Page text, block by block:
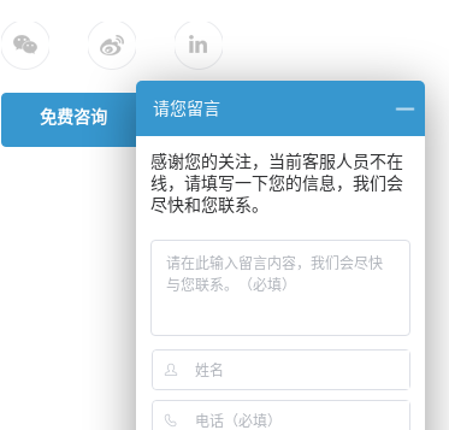
免费咨询 请您留言
感谢您的关注，当前客服人员不在
线，请填写一下您的信息，我们会
尽快和您联系。